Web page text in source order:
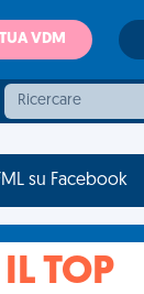
VDM
su Facebook
IL TOP